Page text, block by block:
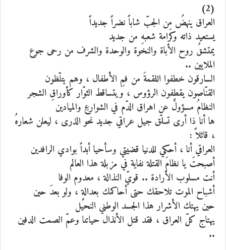
(2)
العراق ينهضُ مِن الجبّ شاباً نضراً جديداً
يستعيد ذاته وكرامة شعبهِ من جديد
يمتشقُ روح الأباة والنخوة والوحدة والشرف من رحى جوع
الملايين ..
السارقون خطفوا اللقمةَ من فمِ الأطفال ، وهم يتلّظون
القنّاصون يقطفون الرؤوس ، ويتساقط الثوّار كأوراقِ الشجر
النظامُ مسؤولٌ عن اهراق الدّم في الشوارعِ والميادين
ها أنا ذا أرى تسلّق جيل عراقي جديد نحو الذرى ، ليعلن شعارهُ
، قائلاً :
العراقي أنا ، أحكي للدنيا قضيتي وسأحيا أبداً بوادي الرافدين
أصبحتَ يا نظامَ القتلة نفاية في مزبلة هذا العالم
أنت مسلوب الأرادة .. قويّ النذالة ، معدوم الوفا
أشباح الموت تلاحقك حتى أحاكمك بعدالةٍ ، ولو بعدَ حين
حين يهتك الأشرار هذا الجسد الوطني النحيل
يهتاج كلّ العراق ، فقد قتل الأنذال حياتنا وعمّ الصمت الدفين
..